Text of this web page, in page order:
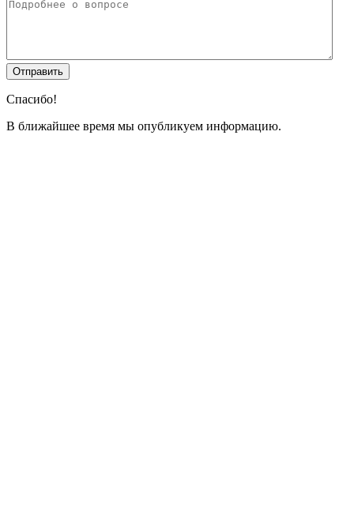
Спасибо!
В ближайшее время мы опубликуем информацию.